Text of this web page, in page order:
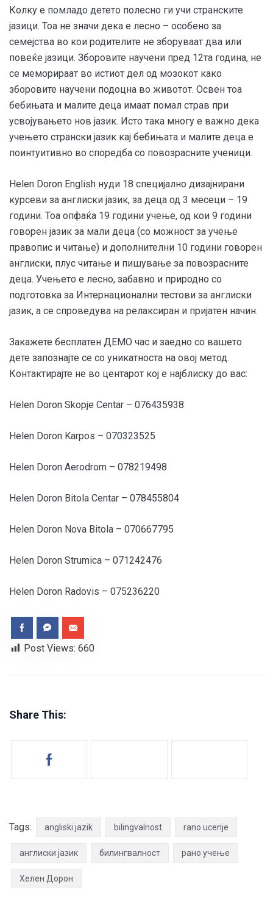
Колку е помладо детето полесно ги учи странските
јазици. Тоа не значи дека е лесно – особено за
семејства во кои родителите не зборуваат два или
повеќе јазици. Зборовите научени пред 12та година, не
се меморираат во истиот дел од мозокот како
зборовите научени подоцна во животот. Освен тоа
бебињата и малите деца имаат помал страв при
усвојувањето нов јазик. Исто така многу е важно дека
учењето странски јазик кај бебињата и малите деца е
поинтуитивно во споредба со повозрасните ученици.
Helen Doron English нуди 18 специјално дизајнирани
курсеви за англиски јазик, за деца од 3 месеци – 19
години. Тоа опфаќа 19 години учење, од кои 9 години
говорен јазик за мали деца (со можност за учење
правопис и читање) и дополнителни 10 години говорен
англиски, плус читање и пишување за повозрасните
деца. Учењето е лесно, забавно и природно со
подготовка за Интернационални тестови за англиски
јазик, а се спроведува на релаксиран и пријатен начин.
Закажете бесплатен ДЕМО час и заедно со вашето
дете запознајте се со уникатноста на овој метод.
Контактирајте не во центарот кој е најблиску до вас:
Helen Doron Skopje Centar – 076435938
Helen Doron Karpos – 070323525
Helen Doron Aerodrom – 078219498
Helen Doron Bitola Centar – 078455804
Helen Doron Nova Bitola – 070667795
Helen Doron Strumica – 071242476
Helen Doron Radovis – 075236220
Post Views: 660
Share This:
Tags: angliski jazik bilingvalnost rano ucenje
англиски јазик билингвалност рано учење
Хелен Дорон